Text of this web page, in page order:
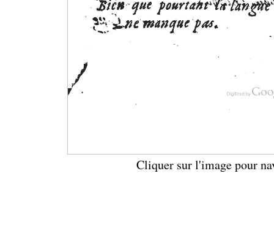
Cliquer sur l'image pour